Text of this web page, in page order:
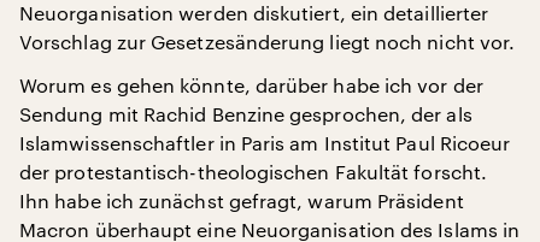
Neuorganisation werden diskutiert, ein detaillierter
Vorschlag zur Gesetzesänderung liegt noch nicht vor.
Worum es gehen könnte, darüber habe ich vor der
Sendung mit Rachid Benzine gesprochen, der als
Islamwissenschaftler in Paris am Institut Paul Ricoeur
der protestantisch-theologischen Fakultät forscht.
Ihn habe ich zunächst gefragt, warum Präsident
Macron überhaupt eine Neuorganisation des Islams in